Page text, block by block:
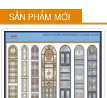
SẢN PHẨM MỚI